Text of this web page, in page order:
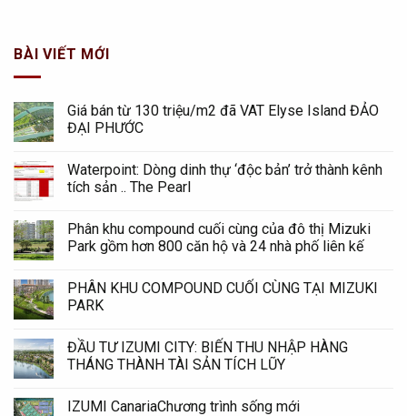
BÀI VIẾT MỚI
Giá bán từ 130 triệu/m2 đã VAT Elyse Island ĐẢO
ĐẠI PHƯỚC
Waterpoint: Dòng dinh thự ‘độc bản’ trở thành kênh
tích sản .. The Pearl
Phân khu compound cuối cùng của đô thị Mizuki
Park gồm hơn 800 căn hộ và 24 nhà phố liên kế
PHÂN KHU COMPOUND CUỐI CÙNG TẠI MIZUKI
PARK
ĐẦU TƯ IZUMI CITY: BIẾN THU NHẬP HÀNG
THÁNG THÀNH TÀI SẢN TÍCH LŨY
IZUMI CanariaChương trình sống mới